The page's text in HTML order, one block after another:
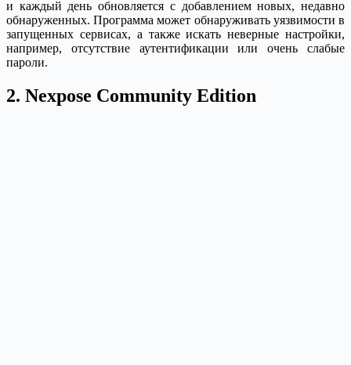
и каждый день обновляется с добавлением новых, недавно
обнаруженных. Программа может обнаруживать уязвимости в
запущенных сервисах, а также искать неверные настройки,
например, отсутствие аутентификации или очень слабые
пароли.
2. Nexpose Community Edition